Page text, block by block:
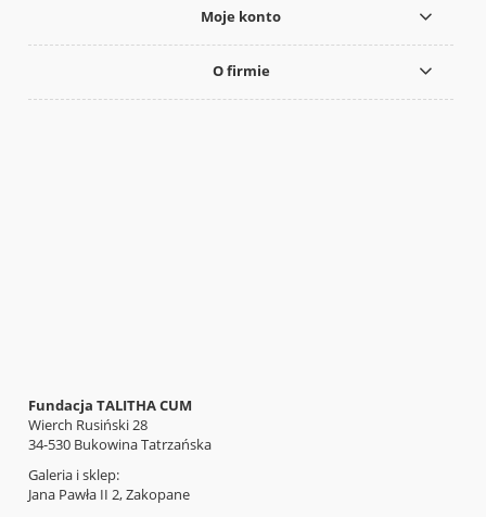
Moje konto
O firmie
Fundacja TALITHA CUM
Wierch Rusiński 28
34-530 Bukowina Tatrzańska
Galeria i sklep:
Jana Pawła II 2, Zakopane